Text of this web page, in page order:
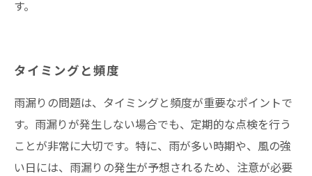
す。
タイミングと頻度
雨漏りの問題は、タイミングと頻度が重要なポイントで
す。雨漏りが発生しない場合でも、定期的な点検を行う
ことが非常に大切です。特に、雨が多い時期や、風の強
い日には、雨漏りの発生が予想されるため、注意が必要